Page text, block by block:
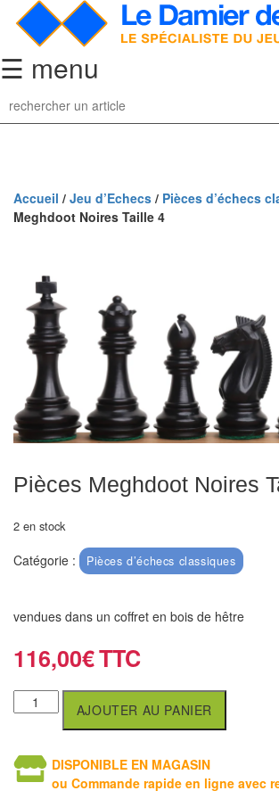
☰ menu
Jeu
d’Echecs
collection
Pièces
d’échecs
classiques
Coffrets
Echiquiers
et
voyage
Echiquiers
électroniques
clubs
Pièces
Ecoles
&
clubs
Echiquiers
muraux/Plein
Accueil / Jeu d’Echecs / Pièces d’échecs
Meghdoot Noires Taille 4
Pièces Meghdoot Noires
2 en stock
Catégorie : Pièces d’échecs classiques
vendues dans un coffret en bois de hêtre
116,00€
AJOUTER AU PANIER
DISPONIBLE EN MAGASIN
ou Commande rapide en ligne avec